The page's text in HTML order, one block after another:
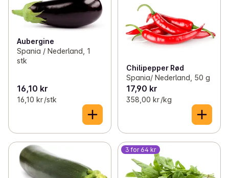
Aubergine
Spania / Nederland, 1
stk
16,10 kr
16,10 kr /stk
Chilipepper Rød
Spania/ Nederland, 50 g
17,90 kr
358,00 kr /kg
3 for 64 kr